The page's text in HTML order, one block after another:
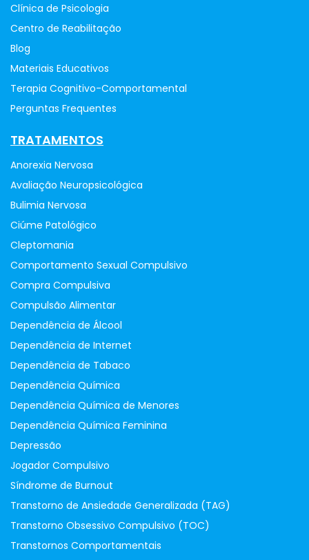
Clínica de Psicologia
Centro de Reabilitação
Blog
Materiais Educativos
Terapia Cognitivo-Comportamental
Perguntas Frequentes
TRATAMENTOS
Anorexia Nervosa
Avaliação Neuropsicológica
Bulimia Nervosa
Ciúme Patológico
Cleptomania
Comportamento Sexual Compulsivo
Compra Compulsiva
Compulsão Alimentar
Dependência de Álcool
Dependência de Internet
Dependência de Tabaco
Dependência Química
Dependência Química de Menores
Dependência Química Feminina
Depressão
Jogador Compulsivo
Síndrome de Burnout
Transtorno de Ansiedade Generalizada (TAG)
Transtorno Obsessivo Compulsivo (TOC)
Transtornos Comportamentais